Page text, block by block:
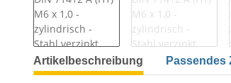
Artikelbeschreibung Passendes